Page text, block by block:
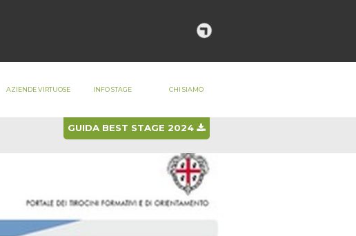
GUIDA BEST STAGE 2024
AZIENDE VIRTUOSE INFO STAGE CHI SIAMO